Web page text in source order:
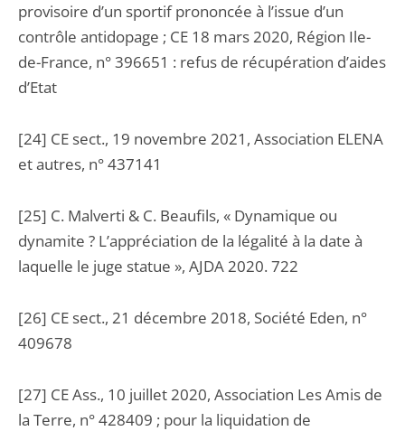
provisoire d’un sportif prononcée à l’issue d’un
contrôle antidopage ; CE 18 mars 2020, Région Ile-
de-France, n° 396651 : refus de récupération d’aides
d’Etat
[24] CE sect., 19 novembre 2021, Association ELENA
et autres, n° 437141
[25] C. Malverti & C. Beaufils, « Dynamique ou
dynamite ? L’appréciation de la légalité à la date à
laquelle le juge statue », AJDA 2020. 722
[26] CE sect., 21 décembre 2018, Société Eden, n°
409678
[27] CE Ass., 10 juillet 2020, Association Les Amis de
la Terre, n° 428409 ; pour la liquidation de